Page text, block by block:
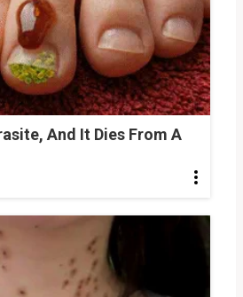
And It Dies From A